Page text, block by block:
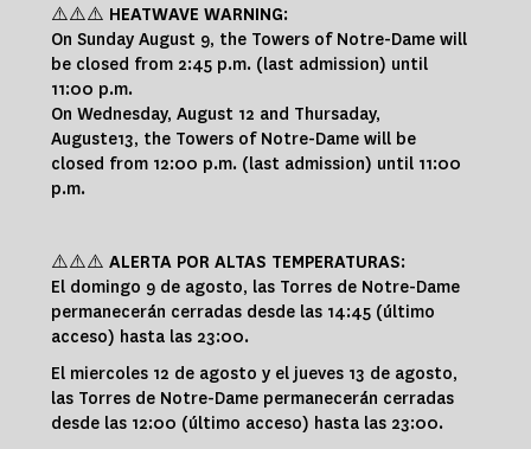
⚠️⚠️⚠️ HEATWAVE WARNING:
On Sunday August 9, the Towers of Notre-Dame will
be closed from 2:45 p.m. (last admission) until
11:00 p.m.
On Wednesday, August 12 and Thursaday,
Auguste13, the Towers of Notre-Dame will be
closed from 12:00 p.m. (last admission) until 11:00
p.m.
⚠️⚠️⚠️ ALERTA POR ALTAS TEMPERATURAS:
El domingo 9 de agosto, las Torres de Notre-Dame
permanecerán cerradas desde las 14:45 (último
acceso) hasta las 23:00.
El miercoles 12 de agosto y el jueves 13 de agosto,
las Torres de Notre-Dame permanecerán cerradas
desde las 12:00 (último acceso) hasta las 23:00.